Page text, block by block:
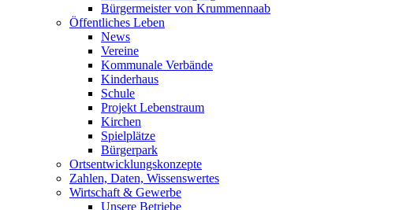
Bürgermeister von Krummennaab
Öffentliches Leben
News
Vereine
Kommunale Verbände
Kinderhaus
Schule
Projekt Lebenstraum
Kirchen
Spielplätze
Bürgerpark
Ortsentwicklungskonzepte
Zahlen, Daten, Wissenswertes
Wirtschaft & Gewerbe
Unsere Betriebe